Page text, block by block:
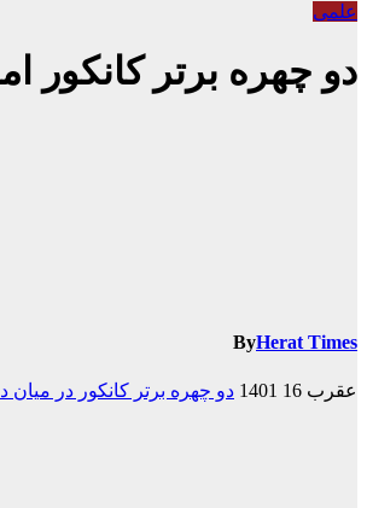
علمی
دو چهره برتر کانکور
ByHerat Times
عقرب 16 1401 دو چهره برتر کانکور در میان